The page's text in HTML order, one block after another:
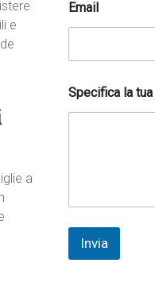
e
a
i
c
?
e
o
Email
Specifica la
Invia